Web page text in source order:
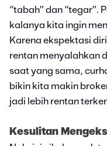
“tabah” dan “tegar”.
kalanya kita ingin
Karena ekspektasi
rentan menyalahkan
saat yang sama,
bikin kita makin
jadi lebih rentan
Kesulitan